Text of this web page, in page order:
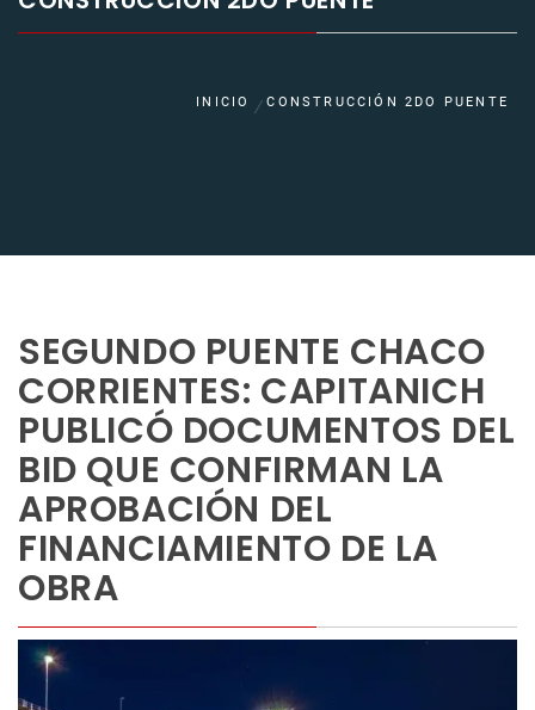
INICIO CONSTRUCCIÓN 2DO PUENTE
SEGUNDO PUENTE CHACO
CORRIENTES: CAPITANICH
PUBLICÓ DOCUMENTOS DEL
BID QUE CONFIRMAN LA
APROBACIÓN DEL
FINANCIAMIENTO DE LA
OBRA